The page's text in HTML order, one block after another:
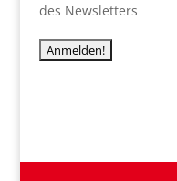
des Newsletters